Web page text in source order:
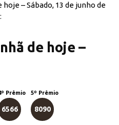
– Sábado, 13 de junho de
de hoje –
Prêmio
6566
5º Prêmio
8090